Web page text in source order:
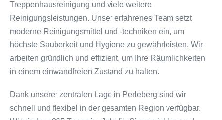
Treppenhausreinigung und viele weitere
Reinigungsleistungen. Unser erfahrenes Team setzt
moderne Reinigungsmittel und -techniken ein, um
höchste Sauberkeit und Hygiene zu gewährleisten. Wir
arbeiten gründlich und effizient, um Ihre Räumlichkeiten
in einem einwandfreien Zustand zu halten.
Dank unserer zentralen Lage in Perleberg sind wir
schnell und flexibel in der gesamten Region verfügbar.